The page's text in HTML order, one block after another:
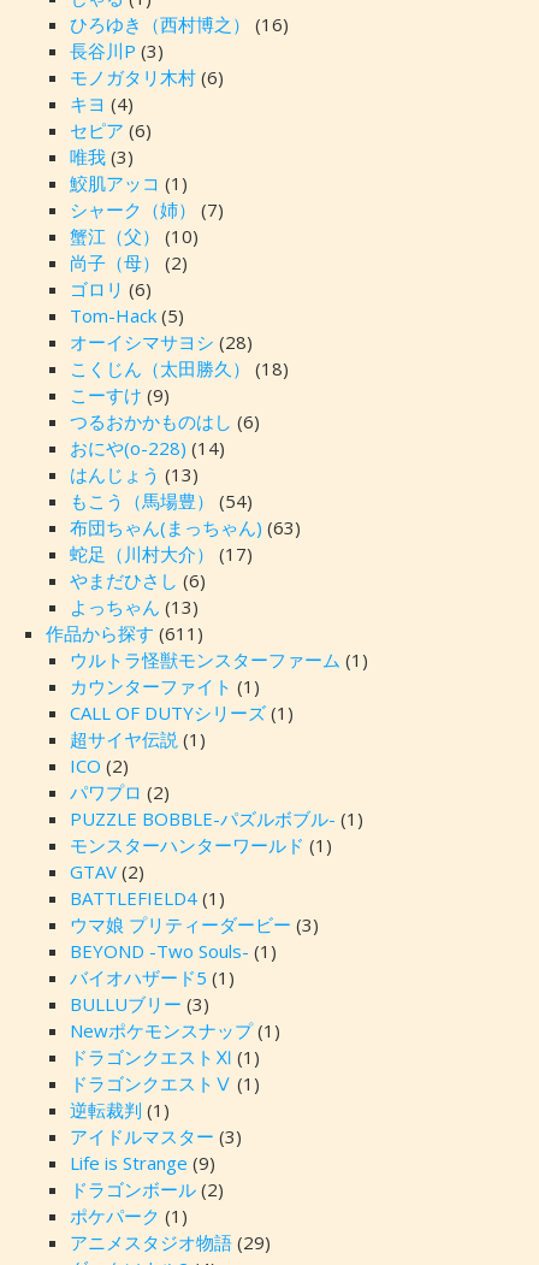
ひろゆき（西村博之）
(16)
長谷川P (3)
モノガタリ木村(6)
キヨ (4)
セピア (6)
唯我(3)
鮫肌アッコ (1)
シャーク（姉）
(7)
蟹江（父）
(10)
尚子（母）
(2)
ゴロリ (6)
Tom-Hack(5)
オーイシマサヨシ (28)
こくじん（太田勝久）
(18)
こーすけ (9)
つるおかかものはし (6)
おにや(o-228) (14)
はんじょう (13)
もこう（馬場豊）
(54)
布団ちゃん(まっちゃん) (63)
蛇足（川村大介）
(17)
やまだひさし (6)
よっちゃん (13)
作品から探す (611)
ウルトラ怪獣モンスターファーム (1)
カウンターファイト (1)
CALL OF DUTYシリーズ(1)
超サイヤ伝説 (1)
ICO (2)
パワプロ (2)
PUZZLE BOBBLE-パズルボブル- (1)
モンスターハンターワールド (1)
GTAV(2)
BATTLEFIELD4(1)
ウマ娘 プリティーダービー (3)
BEYOND -Two Souls- (1)
バイオハザード5 (1)
BULLUブリー (3)
Newポケモンスナップ(1)
ドラゴンクエストⅪ (1)
ドラゴンクエストⅤ (1)
逆転裁判 (1)
アイドルマスター (3)
Life is Strange (9)
ドラゴンボール(2)
ポケパーク (1)
アニメスタジオ物語(29)